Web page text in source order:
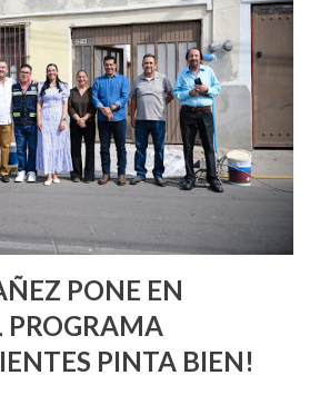
relaciones sexuales no son expertos
Siempre hay algo nuevo que
que conocer. Si eres una
relaciones sexuales, tal vez
increíble y no puedas esperar para
como cualquier persona con
es mejor cuando ambas partes
PONE EN
PROGRAMA
PINTA BIEN!